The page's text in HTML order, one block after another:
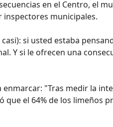
en el Centro, el
municipales.
si usted estaba
Y si le ofrecen una
enmarcar: "Tras medir la
que el 64% de los limeños